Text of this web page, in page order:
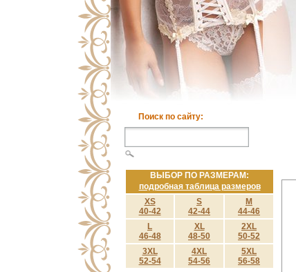
Поиск по сайту:
ВЫБОР ПО РАЗМЕРАМ:
подробная таблица размеров
XS
40-42
S
42-44
M
44-46
L
46-48
XL
48-50
2XL
50-52
3XL
52-54
4XL
54-56
5XL
56-58